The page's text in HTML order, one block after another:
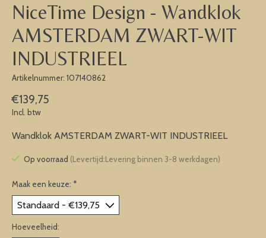
NiceTime Design - Wandklok
AMSTERDAM ZWART-WIT
INDUSTRIEEL
Artikelnummer: 107140862
€139,75
Incl. btw
Wandklok AMSTERDAM ZWART-WIT INDUSTRIEEL
Op voorraad (Levertijd:Levering binnen 3-8 werkdagen)
Maak een keuze: *
Hoeveelheid: